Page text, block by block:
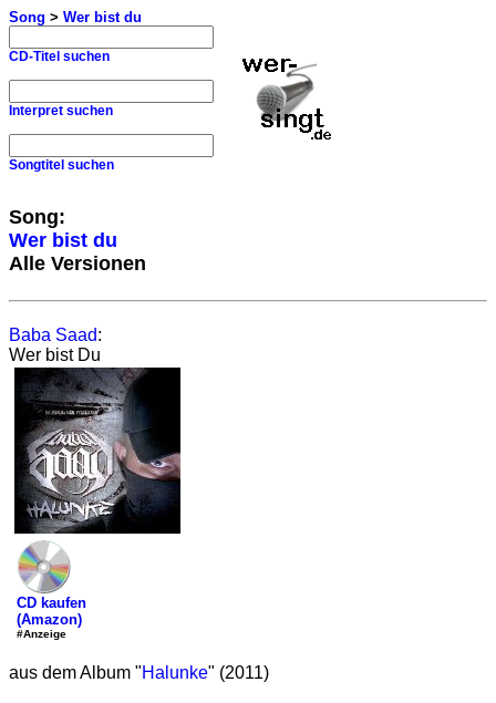
Song > Wer bist du
CD-Titel suchen
Interpret suchen
Songtitel suchen
Song:
Wer bist du
Alle Versionen
Baba Saad:
Wer bist Du
CD kaufen
(Amazon)
#Anzeige
aus dem Album "Halunke" (2011)